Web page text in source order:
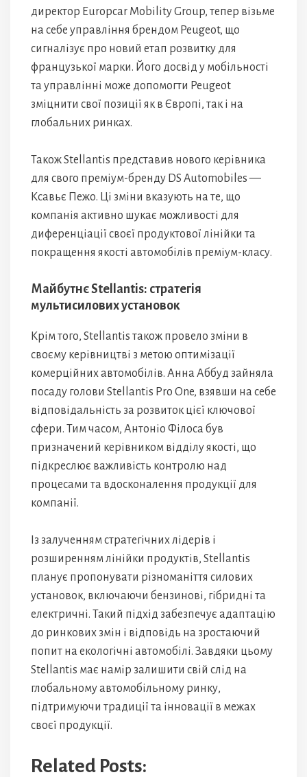
директор Europcar Mobility Group, тепер візьме
на себе управління брендом Peugeot, що
сигналізує про новий етап розвитку для
французької марки. Його досвід у мобільності
та управлінні може допомогти Peugeot
зміцнити свої позиції як в Європі, так і на
глобальних ринках.
Також Stellantis представив нового керівника
для свого преміум-бренду DS Automobiles —
Ксавьє Пежо. Ці зміни вказують на те, що
компанія активно шукає можливості для
диференціації своєї продуктової лінійки та
покращення якості автомобілів преміум-класу.
Майбутнє Stellantis: стратегія
мультисилових установок
Крім того, Stellantis також провело зміни в
своєму керівництві з метою оптимізації
комерційних автомобілів. Анна Аббуд зайняла
посаду голови Stellantis Pro One, взявши на себе
відповідальність за розвиток цієї ключової
сфери. Тим часом, Антоніо Філоса був
призначений керівником відділу якості, що
підкреслює важливість контролю над
процесами та вдосконалення продукції для
компанії.
Із залученням стратегічних лідерів і
розширенням лінійки продуктів, Stellantis
планує пропонувати різноманіття силових
установок, включаючи бензинові, гібридні та
електричні. Такий підхід забезпечує адаптацію
до ринкових змін і відповідь на зростаючий
попит на екологічні автомобілі. Завдяки цьому
Stellantis має намір залишити свій слід на
глобальному автомобільному ринку,
підтримуючи традиції та інновації в межах
своєї продукції.
Related Posts: